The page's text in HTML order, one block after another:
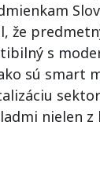
že
s
sú smart
nielen z